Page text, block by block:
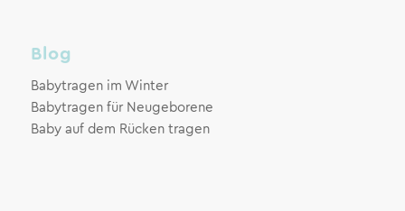
Blog
Babytragen im Winter
Babytragen für Neugeborene
Baby auf dem Rücken tragen